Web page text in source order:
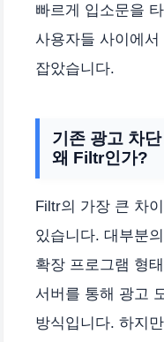
빠르게 입소문을
사용자들 사이에서
잡았습니다.
기존 광고 차
왜 Filtr인가?
Filtr의 가장 큰 차
있습니다. 대부분
확장 프로그램 형
서버를 통해 광고
방식입니다. 하지